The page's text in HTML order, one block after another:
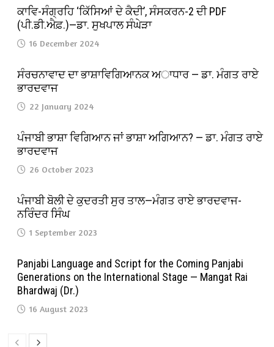
ਕਾਵਿ-ਸੰਗ੍ਰਹਿ ‘ਕਿੱਸਿਆਂ ਦੇ ਕੈਦੀ’, ਸੰਸਕਰਨ-2 ਦੀ PDF
(ਪੀ.ਡੀ.ਐਫ਼.)—ਡਾ. ਸੁਖਪਾਲ ਸੰਘੇੜਾ
16 December 2024
ਸੰਰਚਨਾਵਾਦ ਦਾ ਭਾਸ਼ਾਵਿਗਿਆਨਕ ਅਾਧਾਰ — ਡਾ. ਮੰਗਤ ਰਾਏ
ਭਾਰਦਵਾਜ
22 January 2024
ਪੰਜਾਬੀ ਭਾਸ਼ਾ ਵਿਗਿਆਨ ਜਾਂ ਭਾਸ਼ਾ ਅਗਿਆਨ? — ਡਾ. ਮੰਗਤ ਰਾਏ
ਭਾਰਦਵਾਜ
26 October 2023
ਪੰਜਾਬੀ ਬੋਲੀ ਦੇ ਕੁਦਰਤੀ ਸੁਰ ਤਾਲ—ਮੰਗਤ ਰਾਏ ਭਾਰਦਵਾਜ-
ਨਰਿੰਦਰ ਸਿੰਘ
1 September 2023
Panjabi Language and Script for the Coming Panjabi
Generations on the International Stage — Mangat Rai
Bhardwaj (Dr.)
16 August 2023